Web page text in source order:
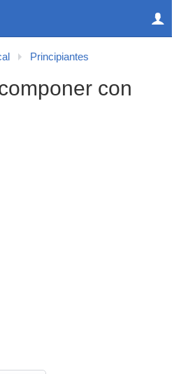
Principiantes
con